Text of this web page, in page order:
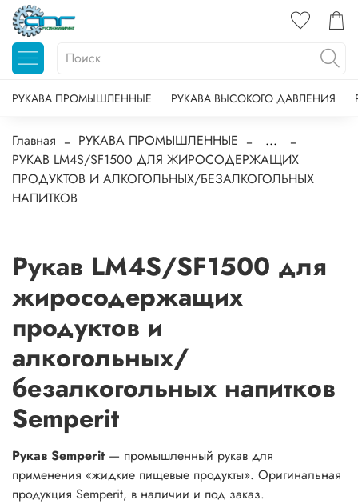
РУКАВА ПРОМЫШЛЕННЫЕ РУКАВА ВЫСОКОГО ДАВЛЕНИЯ
Главная РУКАВА ПРОМЫШЛЕННЫЕ
...
РУКАВ LM4S/SF1500 ДЛЯ ЖИРОСОДЕРЖАЩИХ
ПРОДУКТОВ И АЛКОГОЛЬНЫХ/БЕЗАЛКОГОЛЬНЫХ
НАПИТКОВ
Рукав LM4S/SF1500 для
жиросодержащих
продуктов и
алкогольных/
безалкогольных напитков
Semperit
Рукав Semperit — промышленный рукав для
применения «жидкие пищевые продукты». Оригинальная
продукция Semperit, в наличии и под заказ.